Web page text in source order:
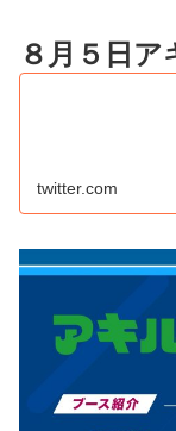
８月５日ア
twitter.com